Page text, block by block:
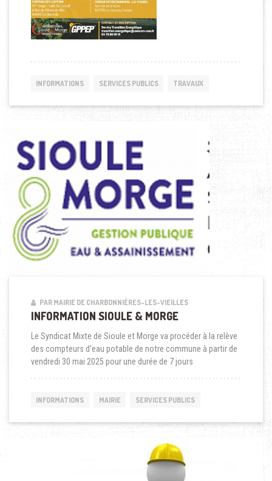
INFORMATIONS SERVICES PUBLICS TRAVAUX
PAR MAIRIE DE CHARBONNIÈRES-LES-VIEILLES
INFORMATION SIOULE & MORGE
Le Syndicat Mixte de Sioule et Morge va procéder à la relève
des compteurs d’eau potable de notre commune à partir de
vendredi 30 mai 2025 pour une durée de 7 jours
INFORMATIONS MAIRIE SERVICES PUBLICS